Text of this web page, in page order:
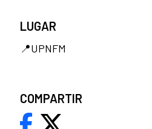
LUGAR
📍UPNFM
COMPARTIR